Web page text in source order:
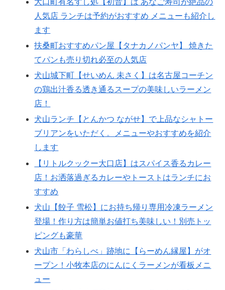
人気店 ランチは予約がおすすめ メニューも紹介し
ます
扶桑町おすすめパン屋【タナカノパンヤ】 焼きた
てパンも売り切れ必至の人気店
犬山城下町【せいめん 未さく】は名古屋コーチン
の鶏出汁香る透き通るスープの美味しいラーメン
店！
犬山ランチ【とんかつ ながせ】で上品なシャトー
ブリアンをいただく。メニューやおすすめを紹介
します
【リトルクックー大口店】はスパイス香るカレー
店！お洒落過ぎるカレーやトーストはランチにお
すすめ
犬山【餃子 雪松】にお持ち帰り専用冷凍ラーメン
登場！作り方は簡単お値打ち美味しい！別売トッ
ピングも豪華
犬山市「わらしべ」跡地に【らーめん縁屋】がオ
ープン！小牧本店のにんにくラーメンが看板メニ
ュー